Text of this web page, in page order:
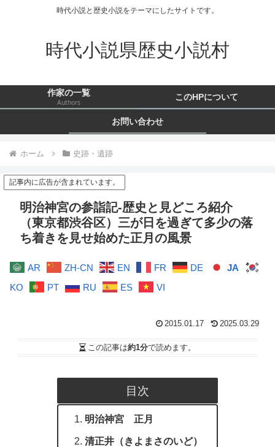
時代小説と歴史小説をテーマにしたサイトです。
時代小説県歴史小説村
作家の一覧
Authors
このHPについて
お問い合わせ
ホーム 史跡・遺跡
記事内に広告が含まれています。
明治神宮の参詣記-歴史と見どころ紹介
（東京都渋谷区）三が日を過ぎて多少の落
ち着きを見せ始めた正月の風景
AR ZH-CN EN FR DE
JA
KO
PT RU ES VI
2015.01.17 2025.03.29
この記事は約1分で読めます。
目次
明治神宮 正月
清正井（きよまさのいど）